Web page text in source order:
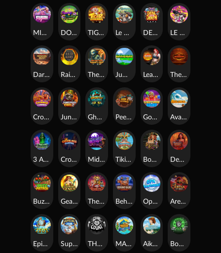
MIAMI MAYHEM DONNY AND DANNY TIGER LEGENDS Le Fisherman DEAL WITH DEATH LE KING
Darkside Prairie: Magical Beast Raidmark The Lost Book of Mummy’s Curse Jumpasaurs Leatherheads The Jack & Rose
Crowned Corners Junkyard Kings 2 Ghostly Hallows Peek & Pounce Gobstopper Grind Avalanche
3 Arcane Cauldrons Crownlings Clusters Midnight Mirage Tikitopia BoosterBelt Bonnie's Buccaneers Demon Queen
Buzz Patrol Gearlab Genius The Crime File Behind Bars: Masterplan Opa Santorini! Arena of Iron
Epic Ze Zeus Supreme Zeus THE COUNT MARLIN MASTERS: THE BIG HAUL Aiko and the Wind Spirit Booze Bash